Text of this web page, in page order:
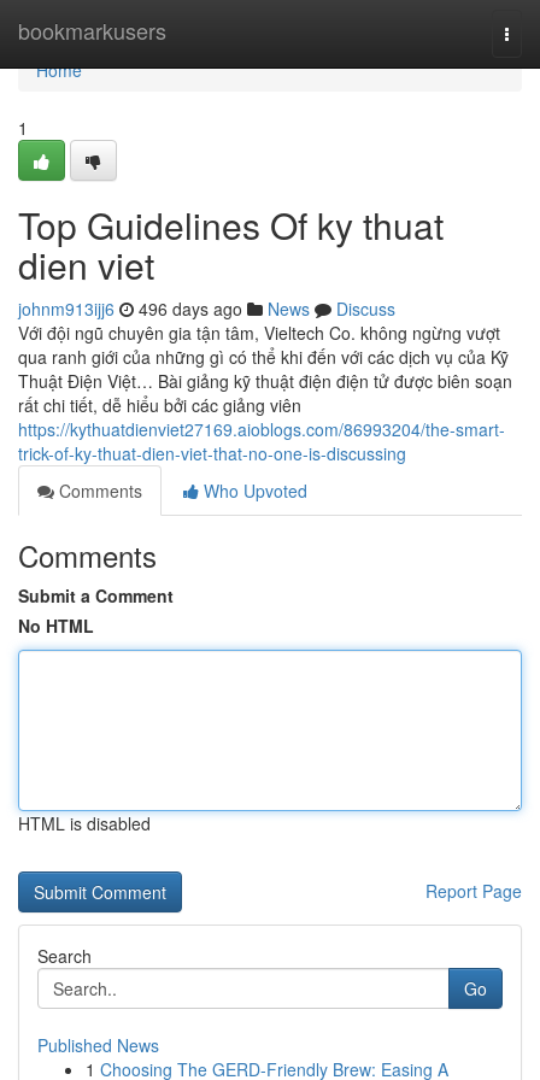
bookmarkusers
Home
Home
1
Top Guidelines Of ky thuat
dien viet
johnm913ijj6 496 days ago News
Discuss
Với đội ngũ chuyên gia tận tâm, Vieltech Co. không ngừng vượt
qua ranh giới của những gì có thể khi đến với các dịch vụ của Kỹ
Thuật Điện Việt… Bài giảng kỹ thuật điện điện tử được biên soạn
rất chi tiết, dễ hiểu bởi các giảng viên
https://kythuatdienviet27169.aioblogs.com/86993204/the-smart-
trick-of-ky-thuat-dien-viet-that-no-one-is-discussing
Comments
Who Upvoted
Comments
Submit a Comment
No HTML
HTML is disabled
Report Page
Search
Go
Published News
1 Choosing The GERD-Friendly Brew: Easing A